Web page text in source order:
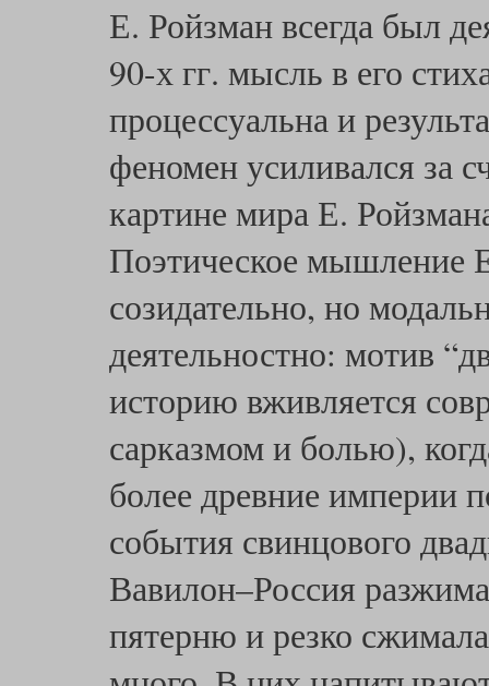
Е. Ройзман всегда был
90-х гг. мысль в его
процессуальна и
феномен усиливался за
картине мира Е.
Поэтическое мышление
созидательно, но
деятельностно: мотив
историю вживляется
сарказмом и болью),
более древние империи
события свинцового
Вавилон–Россия
пятерню и резко